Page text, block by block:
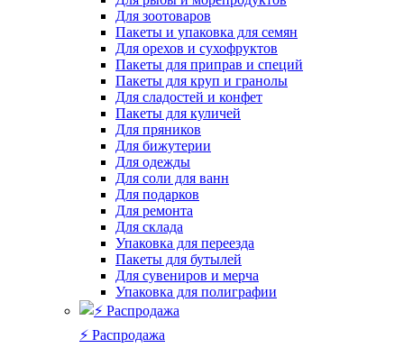
Для зоотоваров
Пакеты и упаковка для семян
Для орехов и сухофруктов
Пакеты для приправ и специй
Пакеты для круп и гранолы
Для сладостей и конфет
Пакеты для куличей
Для пряников
Для бижутерии
Для одежды
Для соли для ванн
Для подарков
Для ремонта
Для склада
Упаковка для переезда
Пакеты для бутылей
Для сувениров и мерча
Упаковка для полиграфии
⚡️ Распродажа